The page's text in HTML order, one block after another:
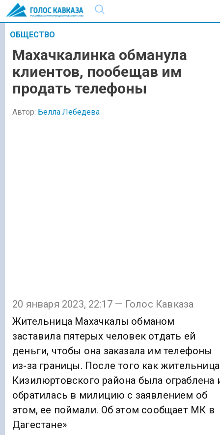
ОБЩЕСТВО
Махачкалинка обманула
клиентов, пообещав им
продать телефоны
Автор: Белла Лебедева
20 января 2023, 22:17 — Голос Кавказа
Жительница Махачкалы обманом
заставила пятерых человек отдать ей
деньги, чтобы она заказала им телефоны
из-за границы. После того как жительница
Кизилюртовского района была ограблена
обратилась в милицию с заявлением об
этом, ее поймали. Об этом сообщает МК в
Дагестане»